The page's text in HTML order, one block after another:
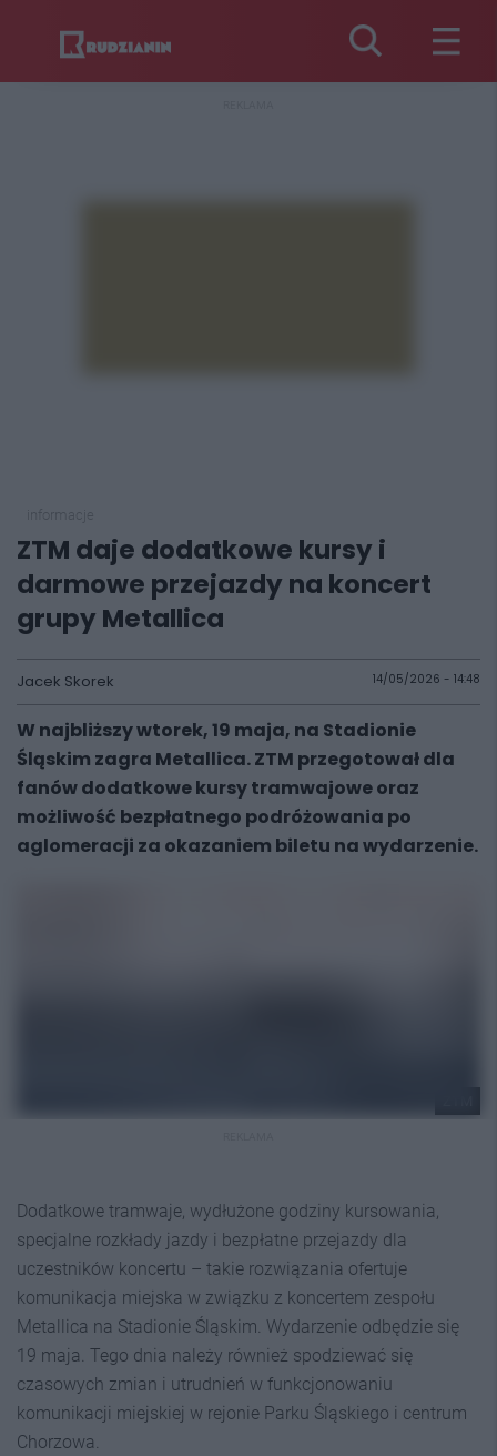
ZTM daje dodatkowe kursy i
darmowe przejazdy na koncert
grupy Metallica
Jacek Skorek 14/05/2026 - 14:48
W najbliższy wtorek, 19 maja, na Stadionie
Śląskim zagra Metallica. ZTM przegotował dla
fanów dodatkowe kursy tramwajowe oraz
możliwość bezpłatnego podróżowania po
aglomeracji za okazaniem biletu na wydarzenie.
Dodatkowe tramwaje, wydłużone godziny kursowania,
specjalne rozkłady jazdy i bezpłatne przejazdy dla
uczestników koncertu – takie rozwiązania ofertuje
komunikacja miejska w związku z koncertem zespołu
Metallica na Stadionie Śląskim. Wydarzenie odbędzie się
19 maja. Tego dnia należy również spodziewać się
czasowych zmian i utrudnień w funkcjonowaniu
komunikacji miejskiej w rejonie Parku Śląskiego i centrum
Chorzowa.